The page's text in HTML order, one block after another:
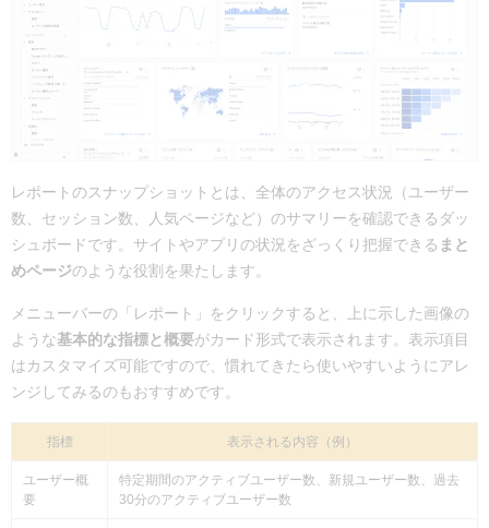
レポートのスナップショットとは、全体のアクセス状況（ユーザー
数、セッション数、人気ページなど）のサマリーを確認できるダッ
シュボードです。サイトやアプリの状況をざっくり把握できる まと
めページのような役割を果たします。
メニューバーの「レポート」をクリックすると、上に示した画像の
ような基本的な指標と概要がカード形式で表示されます。表示項目
はカスタマイズ可能ですので、慣れてきたら使いやすいようにアレ
ンジしてみるのもおすすめです。
指標 表示される内容（例）
ユーザー概
要
特定期間のアクティブユーザー数、新規ユーザー数、過去
30分のアクティブユーザー数